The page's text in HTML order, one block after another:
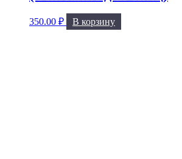
350.00 ₽ В корзину